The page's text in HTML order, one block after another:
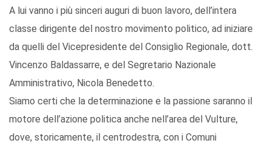
A lui vanno i più sinceri auguri di buon lavoro, dell’intera
classe dirigente del nostro movimento politico, ad iniziare
da quelli del Vicepresidente del Consiglio Regionale, dott.
Vincenzo Baldassarre, e del Segretario Nazionale
Amministrativo, Nicola Benedetto.
Siamo certi che la determinazione e la passione saranno il
motore dell’azione politica anche nell’area del Vulture,
dove, storicamente, il centrodestra, con i Comuni